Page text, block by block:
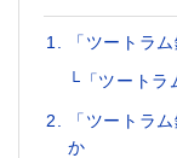
「ツートラ
└「ツートラ
「ツートラ
か